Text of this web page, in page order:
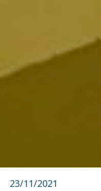
23/11/2021